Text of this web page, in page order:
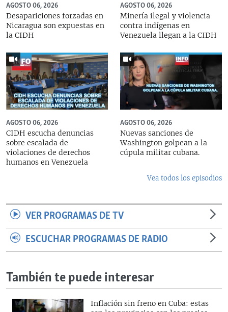
AGOSTO 06, 2026
Desapariciones forzadas en
Nicaragua son expuestas en
la CIDH
AGOSTO 06, 2026
Minería ilegal y violencia
contra indígenas en
Venezuela llegan a la CIDH
AGOSTO 06, 2026
CIDH escucha denuncias
sobre escalada de
violaciones de derechos
humanos en Venezuela
AGOSTO 06, 2026
Nuevas sanciones de
Washington golpean a la
cúpula militar cubana.
Vea todos los episodios
VER PROGRAMAS DE TV
ESCUCHAR PROGRAMAS DE RADIO
También te puede interesar
Inflación sin freno en Cuba: estas